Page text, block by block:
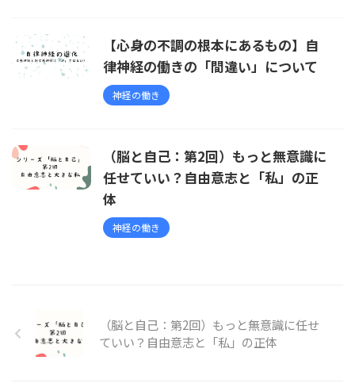
【心身の不調の根本にあるもの】自
律神経の働きの「間違い」について
神経の働き
（脳と自己：第2回）もっと無意識に
任せていい？自由意志と「私」の正
体
神経の働き
（脳と自己：第2回）もっと無意識に任せ
ていい？自由意志と「私」の正体